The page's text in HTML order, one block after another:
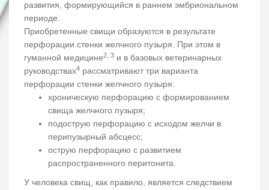
развития, формирующийся в раннем эмбриональном
периоде.
Приобретенные свищи образуются в результате
перфорации стенки желчного пузыря. При этом в
гуманной медицине2, 3 и в базовых ветеринарных
руководствах4 рассматривают три варианта
перфорации стенки желчного пузыря:
хроническую перфорацию с формированием
свища желчного пузыря;
подострую перфорацию с исходом желчи в
перипузырный абсцесс;
острую перфорацию с развитием
распространенного перитонита.
У человека свищ, как правило, является следствием